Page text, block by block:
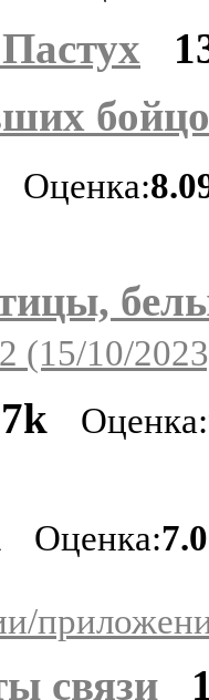
Оценка:
(15/10/
7k Оценка:
Оценка:
связи